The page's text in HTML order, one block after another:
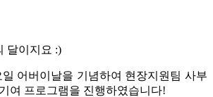
달이지요 :)
일 어버이날을 기념하여 현장지원팀 사부
여 프로그램을 진행하였습니다!